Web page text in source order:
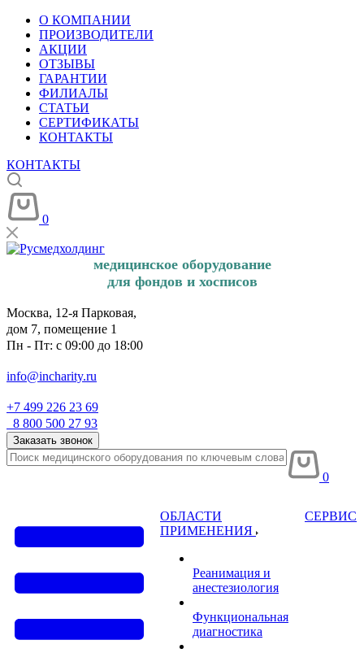
О КОМПАНИИ
ПРОИЗВОДИТЕЛИ
АКЦИИ
ОТЗЫВЫ
ГАРАНТИИ
ФИЛИАЛЫ
СТАТЬИ
СЕРТИФИКАТЫ
КОНТАКТЫ
КОНТАКТЫ
0
медицинское оборудование
для фондов и хосписов
Москва, 12-я Парковая,
дом 7, помещение 1
Пн - Пт: с 09:00 до 18:00
info@incharity.ru
+7 499 226 23 69
8 800 500 27 93
Заказать звонок
0
ОБЛАСТИ
ПРИМЕНЕНИЯ
Реанимация и
анестезиология
Функциональная
диагностика
СЕРВИС